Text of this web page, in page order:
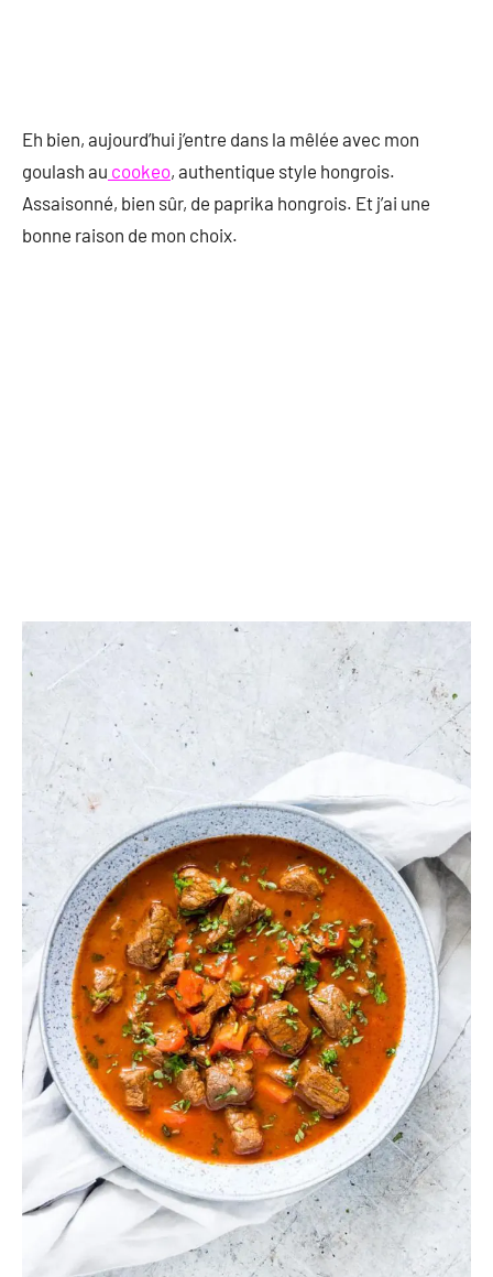
Eh bien, aujourd’hui j’entre dans la mêlée avec mon
goulash au cookeo, authentique style hongrois.
Assaisonné, bien sûr, de paprika hongrois. Et j’ai une
bonne raison de mon choix.